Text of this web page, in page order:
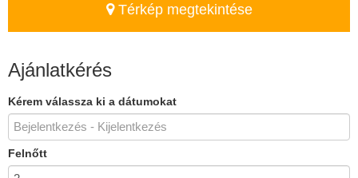
Térkép megtekintése
Ajánlatkérés
Kérem válassza ki a dátumokat
Felnőtt